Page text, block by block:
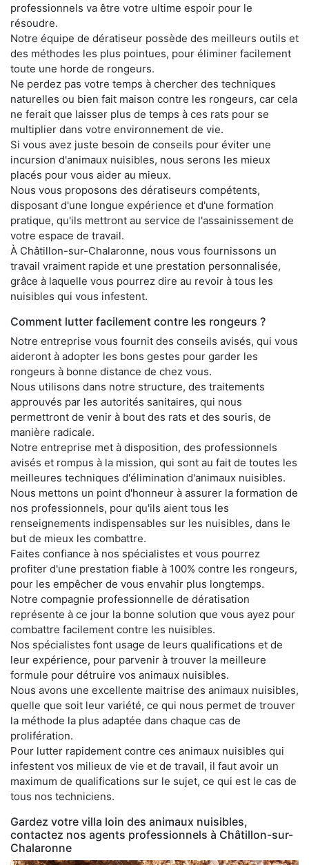
professionnels va être votre ultime espoir pour le
résoudre.
Notre équipe de dératiseur possède des meilleurs outils et
des méthodes les plus pointues, pour éliminer facilement
toute une horde de rongeurs.
Ne perdez pas votre temps à chercher des techniques
naturelles ou bien fait maison contre les rongeurs, car cela
ne ferait que laisser plus de temps à ces rats pour se
multiplier dans votre environnement de vie.
Si vous avez juste besoin de conseils pour éviter une
incursion d'animaux nuisibles, nous serons les mieux
placés pour vous aider au mieux.
Nous vous proposons des dératiseurs compétents,
disposant d'une longue expérience et d'une formation
pratique, qu'ils mettront au service de l'assainissement de
votre espace de travail.
À Châtillon-sur-Chalaronne, nous vous fournissons un
travail vraiment rapide et une prestation personnalisée,
grâce à laquelle vous pourrez dire au revoir à tous les
nuisibles qui vous infestent.
Comment lutter facilement contre les rongeurs ?
Notre entreprise vous fournit des conseils avisés, qui vous
aideront à adopter les bons gestes pour garder les
rongeurs à bonne distance de chez vous.
Nous utilisons dans notre structure, des traitements
approuvés par les autorités sanitaires, qui nous
permettront de venir à bout des rats et des souris, de
manière radicale.
Notre entreprise met à disposition, des professionnels
avisés et rompus à la mission, qui sont au fait de toutes les
meilleures techniques d'élimination d'animaux nuisibles.
Nous mettons un point d'honneur à assurer la formation de
nos professionnels, pour qu'ils aient tous les
renseignements indispensables sur les nuisibles, dans le
but de mieux les combattre.
Faites confiance à nos spécialistes et vous pourrez
profiter d'une prestation fiable à 100% contre les rongeurs,
pour les empêcher de vous envahir plus longtemps.
Notre compagnie professionnelle de dératisation
représente à ce jour la bonne solution que vous ayez pour
combattre facilement contre les nuisibles.
Nos spécialistes font usage de leurs qualifications et de
leur expérience, pour parvenir à trouver la meilleure
formule pour détruire vos animaux nuisibles.
Nous avons une excellente maitrise des animaux nuisibles,
quelle que soit leur variété, ce qui nous permet de trouver
la méthode la plus adaptée dans chaque cas de
prolifération.
Pour lutter rapidement contre ces animaux nuisibles qui
infestent vos milieux de vie et de travail, il faut avoir un
maximum de qualifications sur le sujet, ce qui est le cas de
tous nos techniciens.
Gardez votre villa loin des animaux nuisibles,
contactez nos agents professionnels à Châtillon-sur-
Chalaronne